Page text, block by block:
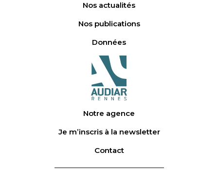
Nos actualités
Nos publications
Données
Notre agence
Je m’inscris à la newsletter
Contact